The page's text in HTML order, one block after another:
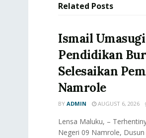
Related Posts
Ismail
Pendidikan
Selesaikan
Namrole
BY ADMIN AUGUST 6, 2026
Lensa Maluku, –
Negeri 09 Namrole,